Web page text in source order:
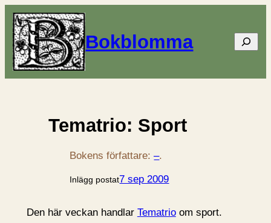
Bokblomma Sök
Tematrio: Sport
Bokens författare:–.
Inlägg postat7 sep 2009
Den här veckan handlar Tematrioom sport.